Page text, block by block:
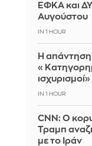
ΕΦΚΑ και
Αυγούστου
IN 1 HOUR
Η απάντηση
ισχυρισμοί»
IN 1 HOUR
CNN: Ο
Τραμπ
με το Ιράν